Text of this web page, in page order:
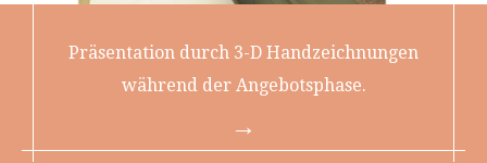
Präsentation durch 3-D Handzeichnungen
während der Angebotsphase.